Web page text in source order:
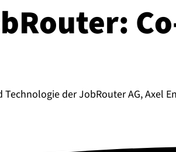
der JobRouter AG, Axel